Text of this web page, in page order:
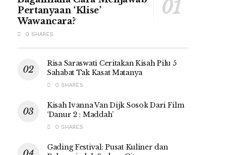
Pertanyaan ‘Klise’
Wawancara?
0 SHARES
Risa Saraswati Ceritakan Kisah Pilu 5
Sahabat Tak Kasat Matanya
0 SHARES
Kisah Ivanna Van Dijk Sosok Dari Film
‘Danur 2 : Maddah’
0 SHARES
Gading Festival: Pusat Kuliner dan